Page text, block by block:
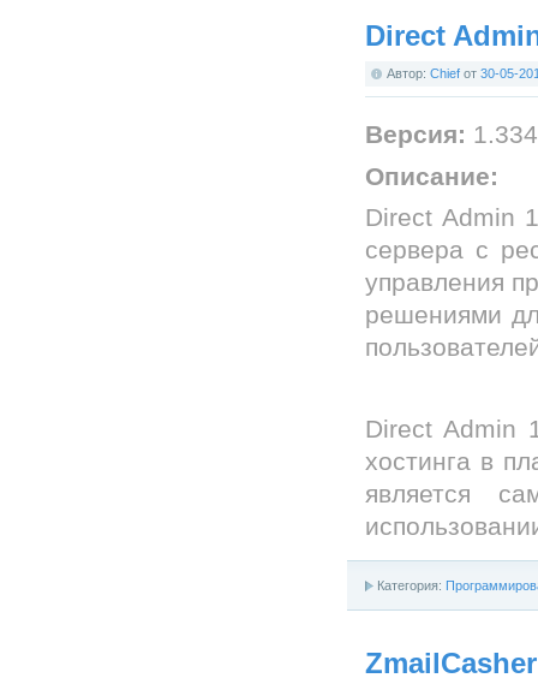
Direct
Автор: Chief от 30-05-
Версия: 1.334
Описание:
Direct Admin
сервера с
управления
решениями
Direct Admin
хостинга в
является
Категория: